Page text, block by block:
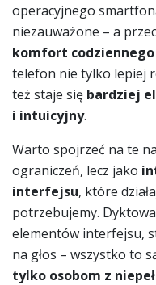
operacyjnego
niezauważone – a
komfort
telefon nie tylko lepiej
też staje się bardziej
i intuicyjny.
Warto spojrzeć na te
ograniczeń, lecz jako
interfejsu, które
potrzebujemy.
elementów interfejsu,
na głos – wszystko to
tylko osobom z